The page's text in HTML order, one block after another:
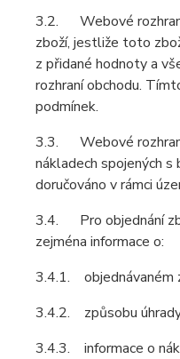
3.2. Webové rozhraní
zboží, jestliže toto
z přidané hodnoty a
rozhraní obchodu.
podmínek.
3.3. Webové rozhraní
nákladech spojených
doručováno v rámci
3.4. Pro objednání
zejména informace o:
3.4.1. objednávaném
3.4.2. způsobu úhrady
3.4.3. informace o